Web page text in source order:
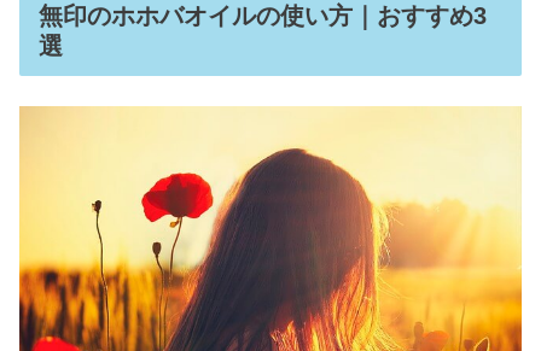
無印のホホバオイルの使い方｜おすすめ3
選